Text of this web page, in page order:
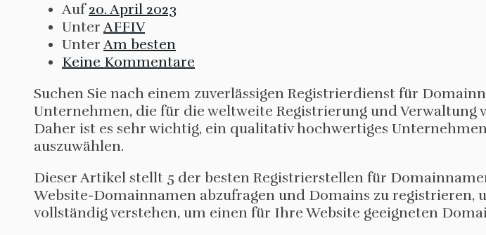
Auf 20. April 2023
Unter AFFIV
Unter Am besten
Keine Kommentare
Suchen Sie nach einem zuverlässigen Registrierdienst für
Unternehmen, die für die weltweite Registrierung und
Daher ist es sehr wichtig, ein qualitativ hochwertiges
auszuwählen.
Dieser Artikel stellt 5 der besten Registrierstellen für
Website-Domainnamen abzufragen und Domains zu registrieren,
vollständig verstehen, um einen für Ihre Website geeigneten